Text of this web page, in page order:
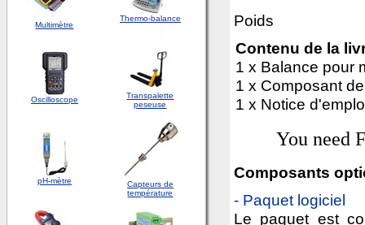
Multimètre
Thermo-balance
Oscilloscope
Transpalette
peseuse
pH-mètre
Capteurs de
température
Poids
Contenu de la
1 x Balance pour
1 x Composant
1 x Notice
You need
Composants
- Paquet logiciel
Le paquet est